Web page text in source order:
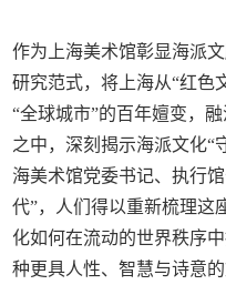
作为上海美术馆彰显海派
研究范式，将上海从“红色
“全球城市”的百年嬗变，
之中，深刻揭示海派文化“
海美术馆党委书记、执行
代”，人们得以重新梳理这
化如何在流动的世界秩序
种更具人性、智慧与诗意